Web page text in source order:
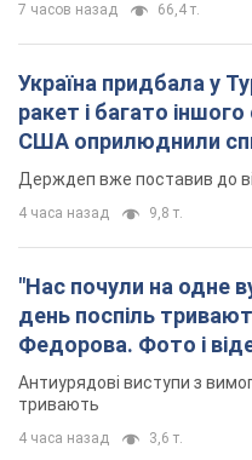
7 часов назад 66,4 т.
Україна придбала у
ракет і багато
США оприлюднили
Держдеп вже поставив до
4 часа назад 9,8 т.
"Нас почули на одне
день поспіль
Федорова. Фото і
Антиурядові виступи з
тривають
4 часа назад 3,6 т.